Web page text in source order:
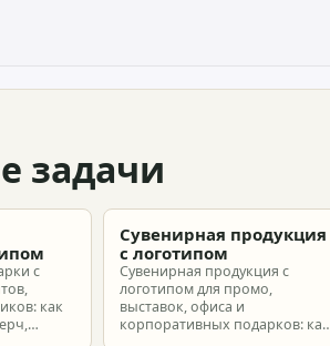
задачи
с
как
Сувенирная продукция
с логотипом
Сувенирная продукция с
логотипом для промо,
выставок, офиса и
корпоративных подарков: как